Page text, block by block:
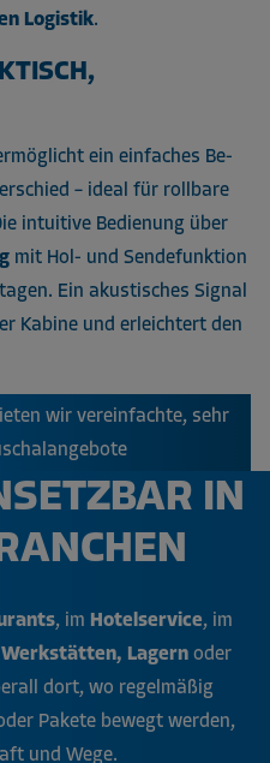
Logistik.
ein einfaches Be-
– ideal für rollbare
intuitive Bedienung über
mit Hol- und Sendefunktion
Ein akustisches Signal
Kabine und erleichtert den
wir vereinfachte, sehr
IN
, im Hotelservice, im
Werkstätten, Lagernoder
dort, wo regelmäßig
Pakete bewegt werden,
und Wege.